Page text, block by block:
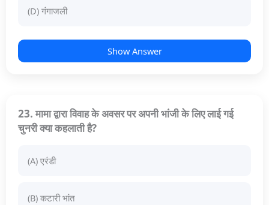
(D) गंगाजली
Show Answer
23. मामा द्वारा विवाह के अवसर पर अपनी भांजी के लिए लाई गई
चुनरी क्या कहलाती है?
(A) एरंडी
(B) कटारी भांत